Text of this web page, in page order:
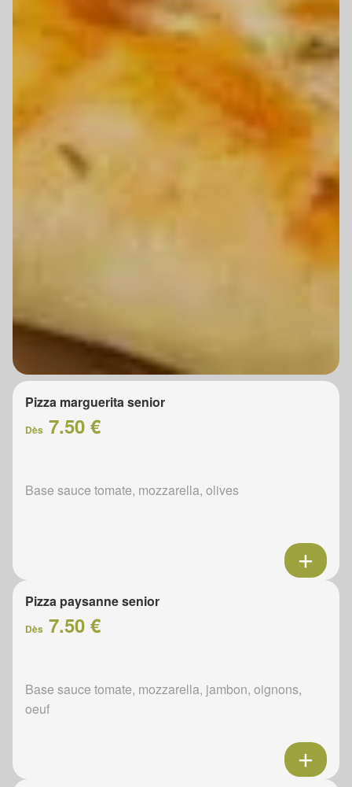
Pizza marguerita senior
Dès 7.50 €
Base sauce tomate, mozzarella, olives
Pizza paysanne senior
Dès 7.50 €
Base sauce tomate, mozzarella, jambon, oignons,
oeuf